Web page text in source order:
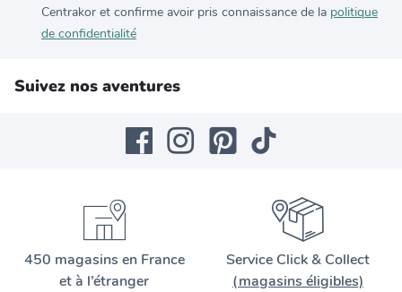
Centrakor et confirme avoir pris connaissance de la politique
de confidentialité
Suivez nos aventures
450 magasins en France
et à l’étranger
Service Click & Collect
(magasins éligibles)